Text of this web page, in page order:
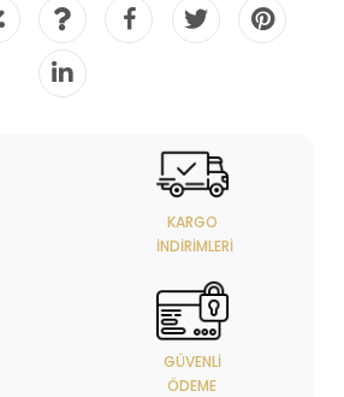
KARGO
İNDIRIMLERI
GÜVENLI
ÖDEME